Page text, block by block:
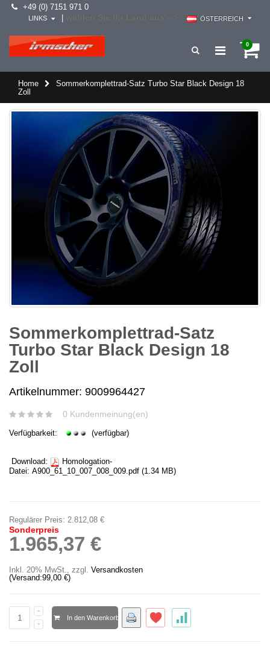
+49 (0) 7151 971 0
ÖSTERREICH
LINKS
0
Home
Sommerkomplettrad-Satz Turbo Star Black Design 18
Zoll
Sommerkomplettrad-Satz
Turbo Star Black Design 18
Zoll
Artikelnummer: 9009964427
0 Kundenmeinung(en)
Verfügbarkeit: (verfügbar)
Download:
Homologation-
Datei: A900_61_10_007_008_009.pdf (1.34 MB)
Regulärer Preis: 2.812,08 €
Sonderpreis
1.965,37 €
Inkl. 20% MwSt., zzgl. Versandkosten
(Versand:99,00 €)
In den Warenkorb